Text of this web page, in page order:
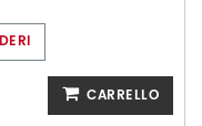
CARRELLO